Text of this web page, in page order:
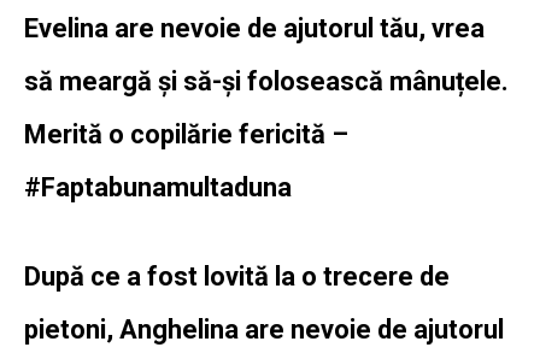
Evelina are nevoie de ajutorul tău, vrea
să meargă și să-și folosească mânuțele.
Merită o copilărie fericită –
#Faptabunamultaduna
După ce a fost lovită la o trecere de
pietoni, Anghelina are nevoie de ajutorul